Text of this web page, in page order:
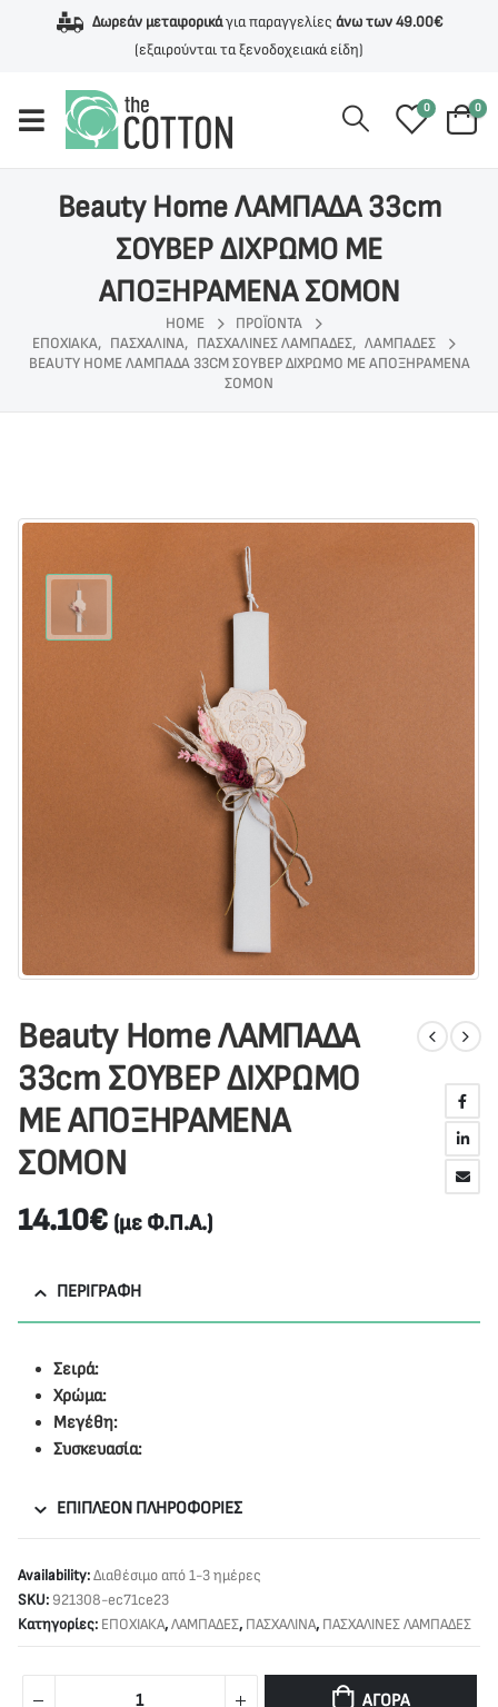
Δωρεάν μεταφορικάγια παραγγελίες άνω των 49.00€
(εξαιρούνται τα ξενοδοχειακά είδη)
0 0
Beauty Home ΛΑΜΠΑΔΑ 33cm
ΣΟΥΒΕΡ ΔΙΧΡΩΜΟ ΜΕ
ΑΠΟΞΗΡΑΜΕΝΑ ΣΟΜΟΝ
HOME
ΠΡΟΪΌΝΤΑ
ΕΠΟΧΙΑΚΑ, ΠΑΣΧΑΛΙΝΑ, ΠΑΣΧΑΛΙΝΕΣ ΛΑΜΠΑΔΕΣ, ΛΑΜΠΑΔΕΣ
BEAUTY HOME ΛΑΜΠΑΔΑ 33CM ΣΟΥΒΕΡ ΔΙΧΡΩΜΟ ΜΕ ΑΠΟΞΗΡΑΜΕΝΑ
ΣΟΜΟΝ
Beauty Home ΛΑΜΠΑΔΑ
33cm ΣΟΥΒΕΡ ΔΙΧΡΩΜΟ
ΜΕ ΑΠΟΞΗΡΑΜΕΝΑ
ΣΟΜΟΝ
14.10€ (με Φ.Π.Α.)
ΠΕΡΙΓΡΑΦΉ
Σειρά:
Χρώμα:
Μεγέθη:
Συσκευασία:
ΕΠΙΠΛΈΟΝ ΠΛΗΡΟΦΟΡΊΕΣ
Availability:Διαθέσιμο από 1-3 ημέρες
SKU: 921308-ec71ce23
Κατηγορίες: ΕΠΟΧΙΑΚΑ,ΛΑΜΠΑΔΕΣ, ΠΑΣΧΑΛΙΝΑ, ΠΑΣΧΑΛΙΝΕΣ ΛΑΜΠΑΔΕΣ
ΑΓΟΡΆ